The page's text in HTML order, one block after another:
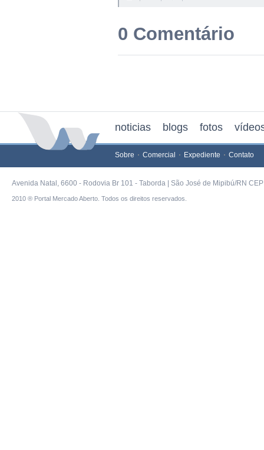
0 Comentário
noticias blogs fotos
Sobre Comercial Expediente Contato
Avenida Natal, 6600 - Rodovia Br 101 - Taborda | São José de Mipibú/RN
2010 ® Portal Mercado Aberto. Todos os direitos reservados.